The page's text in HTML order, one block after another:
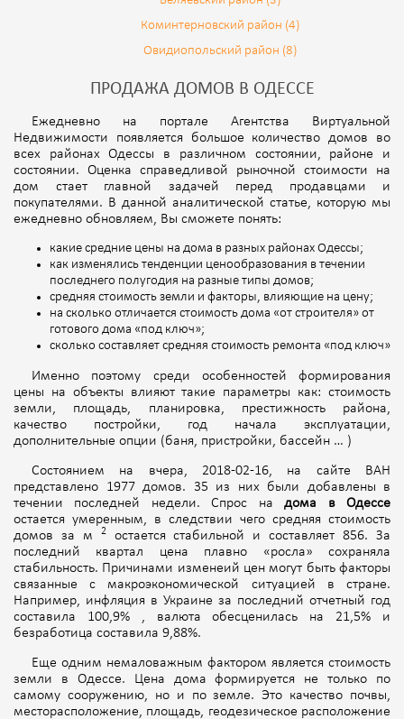
Коминтерновский район (4)
Овидиопольский район (8)
ПРОДАЖА ДОМОВ В ОДЕССЕ
Ежедневно на портале Агентства Виртуальной
Недвижимости появляется большое количество домов во
всех районах Одессы в различном состоянии, районе и
состоянии. Оценка справедливой рыночной стоимости на
дом стает главной задачей перед продавцами и
покупателями. В данной аналитической статье, которую мы
ежедневно обновляем, Вы сможете понять:
какие средние цены на дома в разных районах Одессы;
как изменялись тенденции ценообразования в течении
последнего полугодия на разные типы домов;
средняя стоимость земли и факторы, влияющие на цену;
на сколько отличается стоимость дома «от строителя» от
готового дома «под ключ»;
сколько составляет средняя стоимость ремонта «под ключ»
Именно поэтому среди особенностей формирования
цены на объекты влияют такие параметры как: стоимость
земли, площадь, планировка, престижность района,
качество постройки, год начала эксплуатации,
дополнительные опции (баня, пристройки, бассейн … )
Состоянием на вчера, 2018-02-16, на сайте ВАН
представлено 1977 домов. 35 из них были добавлены в
течении последней недели. Спрос надома в Одессе
остается умеренным, в следствии чего средняя стоимость
домов за м
2остается стабильной и составляет 856. За
последний квартал цена плавно «росла» сохраняла
стабильность. Причинами изменеий цен могут быть факторы
связанные с макроэкономической ситуацией в стране.
Например, инфляция в Украине за последний отчетный год
составила 100,9% , валюта обесценилась на 21,5% и
безработица составила 9,88%.
Еще одним немаловажным фактором является стоимость
земли в Одессе. Цена дома формируется не только по
самому сооружению, но и по земле. Это качество почвы,
месторасположение, площадь, геодезическое расположение